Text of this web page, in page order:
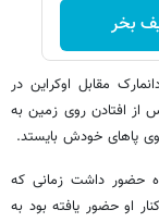
بخر
مقابل اوکراین در
از افتادن روی زمین به
پاهای خودش بایستد.
حضور داشت زمانی که
او حضور یافته بود به